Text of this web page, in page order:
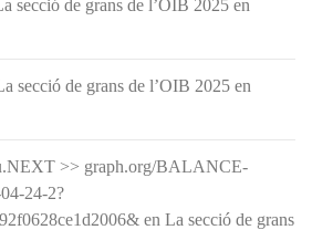
secció de grans de l’OIB 2025 en
secció de grans de l’OIB 2025 en
>> graph.org/BALANCE-
24-2?
en La secció de grans